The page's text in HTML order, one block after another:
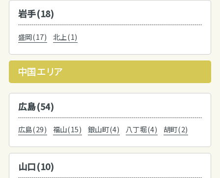
岩手(18)
盛岡(17) 北上(1)
中国エリア
広島(54)
広島(29) 福山(15) 銀山町(4) 八丁堀(4) 胡町(2)
山口(10)